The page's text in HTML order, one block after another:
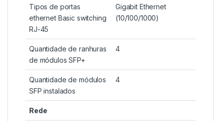
Tipos de portas
ethernet Basic switching
RJ-45
Gigabit Ethernet
(10/100/1000)
Quantidade de ranhuras
de módulos SFP+
4
Quantidade de módulos
SFP instalados
4
Rede